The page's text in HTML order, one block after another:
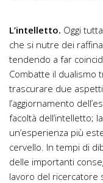
L’intelletto. Oggi
che si nutre dei
tendendo a far
Combatte il dualismo
trascurare due
l’aggiornamento
facoltà dell’intelletto;
un’esperienza più
cervello. In tempi di
delle importanti
lavoro del ricercatore